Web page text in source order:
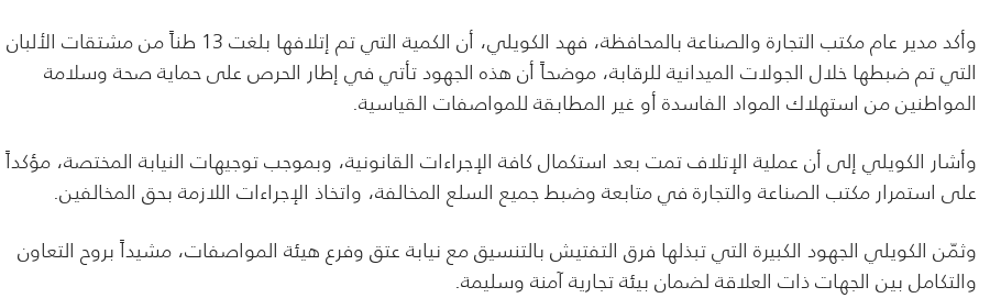
وأكد مدير عام مكتب التجارة والصناعة بالمحافظة، فهد الكويلي، أن الكمية التي تم إتلافها بلغت 13 طناً من مشتقات الألبان
التي تم ضبطها خلال الجولات الميدانية للرقابة، موضحاً أن هذه الجهود تأتي في إطار الحرص على حماية صحة وسلامة
المواطنين من استهلاك المواد الفاسدة أو غير المطابقة للمواصفات القياسية.
وأشار الكويلي إلى أن عملية الإتلاف تمت بعد استكمال كافة الإجراءات القانونية، وبموجب توجيهات النيابة المختصة، مؤكداً
على استمرار مكتب الصناعة والتجارة في متابعة وضبط جميع السلع المخالفة، واتخاذ الإجراءات اللازمة بحق المخالفين.
وثمّن الكويلي الجهود الكبيرة التي تبذلها فرق التفتيش بالتنسيق مع نيابة عتق وفرع هيئة المواصفات، مشيداً بروح التعاون
والتكامل بين الجهات ذات العلاقة لضمان بيئة تجارية آمنة وسليمة.